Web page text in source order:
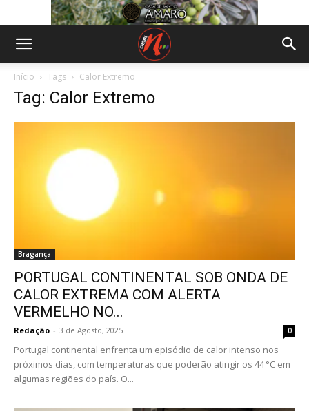
Início Tags Calor Extremo
Tag: Calor Extremo
Bragança
PORTUGAL CONTINENTAL SOB ONDA DE
CALOR EXTREMA COM ALERTA
VERMELHO NO...
Redação - 3 de Agosto, 2025 0
Portugal continental enfrenta um episódio de calor intenso nos
próximos dias, com temperaturas que poderão atingir os 44 °C em
algumas regiões do país. O...